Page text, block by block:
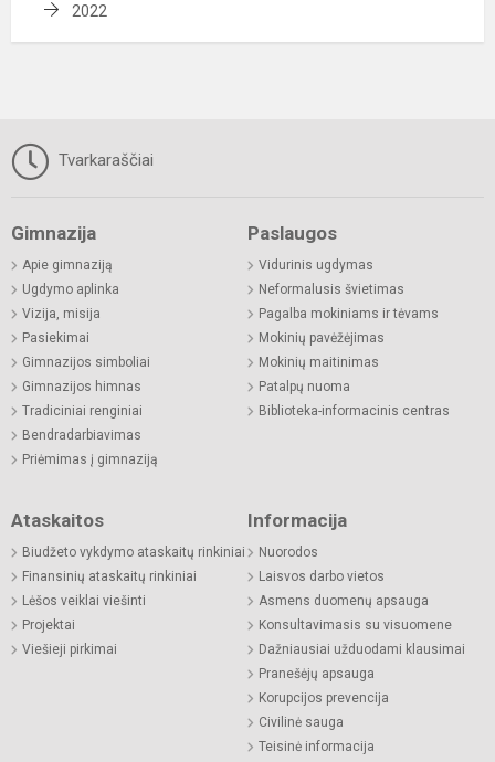
2022
Tvarkaraščiai
Gimnazija
Apie gimnaziją
Ugdymo aplinka
Vizija, misija
Pasiekimai
Gimnazijos simboliai
Gimnazijos himnas
Tradiciniai renginiai
Bendradarbiavimas
Priėmimas į gimnaziją
Paslaugos
Vidurinis ugdymas
Neformalusis švietimas
Pagalba mokiniams ir tėvams
Mokinių pavėžėjimas
Mokinių maitinimas
Patalpų nuoma
Biblioteka-informacinis centras
Ataskaitos
Biudžeto vykdymo ataskaitų rinkiniai
Finansinių ataskaitų rinkiniai
Lėšos veiklai viešinti
Projektai
Viešieji pirkimai
Informacija
Nuorodos
Laisvos darbo vietos
Asmens duomenų apsauga
Konsultavimasis su visuomene
Dažniausiai užduodami klausimai
Pranešėjų apsauga
Korupcijos prevencija
Civilinė sauga
Teisinė informacija